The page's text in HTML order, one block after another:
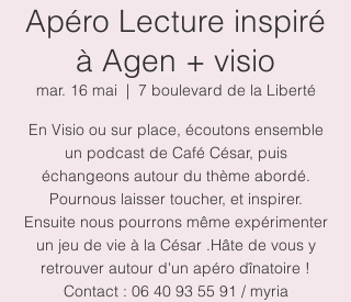
Apéro Lecture inspiré
à Agen + visio
mar. 16 mai
  |
7 boulevard de la Liberté
En Visio ou sur place, écoutons ensemble
un podcast de Café César, puis
échangeons autour du thème abordé.
Pournous laisser toucher, et inspirer.
Ensuite nous pourrons même expérimenter
un jeu de vie à la César .Hâte de vous y
retrouver autour d'un apéro dînatoire !
Contact : 06 40 93 55 91 / myria